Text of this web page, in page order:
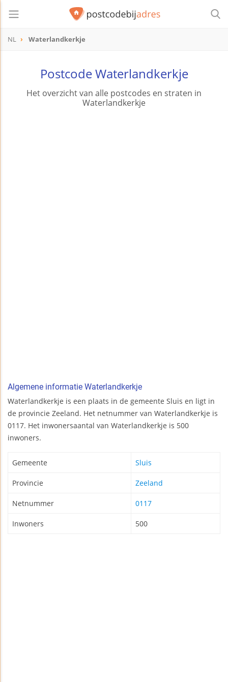
NL Waterlandkerkje
Postcode Waterlandkerkje
Het overzicht van alle postcodes en straten in
Waterlandkerkje
Algemene informatie Waterlandkerkje
Waterlandkerkje is een plaats in de gemeente Sluis en ligt in
de provincie Zeeland. Het netnummer van Waterlandkerkje is
0117. Het inwonersaantal van Waterlandkerkje is 500
inwoners.
Gemeente Sluis
Provincie Zeeland
Netnummer 0117
Inwoners 500